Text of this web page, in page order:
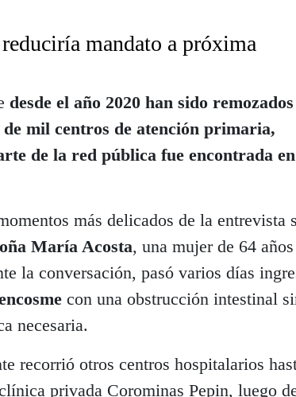
mandato a próxima
desde el año 2020 han sido
de mil centros de atención primaria,
de la red pública fue encontrada en
más delicados de la entrevista
María Acosta, una mujer de 64
la conversación, pasó varios días
con una obstrucción intestinal
necesaria.
recorrió otros centros hospitalarios
privada Corominas Pepin, luego